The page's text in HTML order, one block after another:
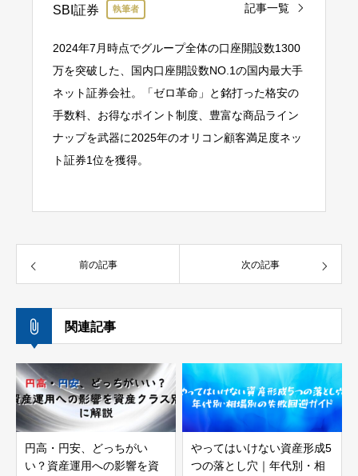
SBI証券 執筆者 記事一覧
2024年7月時点でグループ全体の口座開設数1300
万を突破した、国内口座開設数NO.1の国内最大手
ネット証券会社。「ゼロ革命」と銘打った格安の
手数料、お得なポイント制度、豊富な商品ライン
ナップを武器に2025年のオリコン顧客満足度ネッ
ト証券1位を獲得。
前の記事 次の記事
関連記事
円高・円安、どっちがい
い？資産運用への影響を資
やってはいけない資産形成5
つの落とし穴｜年代別・相